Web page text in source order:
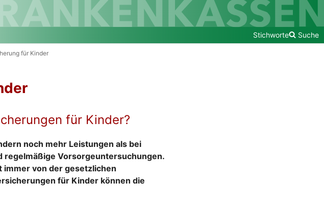
Stichworte Suche
für Kinder
für Kinder?
noch mehr Leistungen als bei
regelmäßige Vorsorgeuntersuchungen.
immer von der gesetzlichen
für Kinder können die